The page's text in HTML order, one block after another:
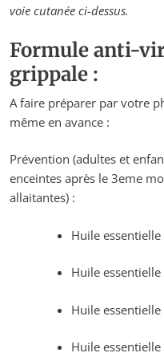
voie cutanée ci-dessus.
Formule anti-
grippale :
A faire préparer par votre
même en avance :
Prévention (adultes et
enceintes après le 3eme
allaitantes) :
Huile
Huile
Huile
Huile